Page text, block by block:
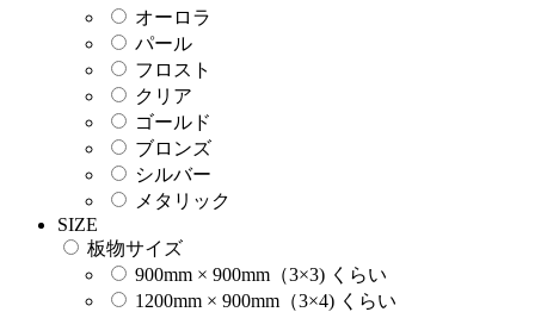
オーロラ
パール
フロスト
クリア
ゴールド
ブロンズ
シルバー
メタリック
SIZE
板物サイズ
900mm × 900mm（3×3) くらい
1200mm × 900mm（3×4) くらい